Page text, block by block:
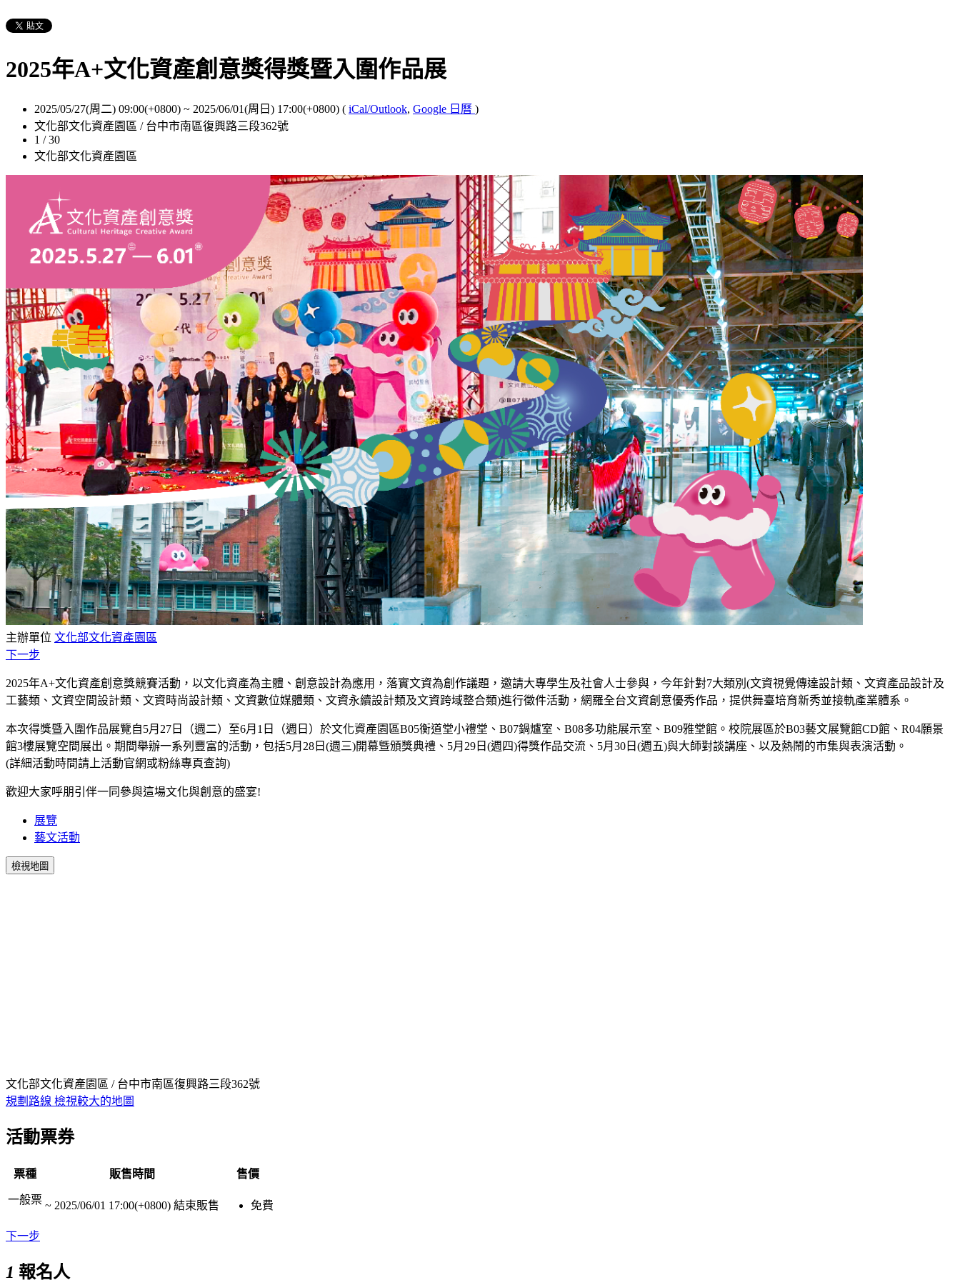
2025年A+文化資產創意獎得獎暨入圍作品展
2025/05/27(周二) 09:00(+0800) ~ 2025/06/01(周日) 17:00(+0800) ( iCal/Outlook, Google 日曆 )
文化部文化資產園區 / 台中市南區復興路三段362號
1 / 30
文化部文化資產園區
主辦單位 文化部文化資產園區
下一步
2025年A+文化資產創意獎競賽活動，以文化資產為主體、創意設計為應用，落實文資為創作議題，邀請大專學生及社會人士參與，今年針對7大類別(文資視覺傳達設計類、文資產品設計及
工藝類、文資空間設計類、文資時尚設計類、文資數位媒體類、文資永續設計類及文資跨域整合類)進行徵件活動，網羅全台文資創意優秀作品，提供舞臺培育新秀並接軌產業體系。
本次得獎暨入圍作品展覽自5月27日（週二）至6月1日（週日）於文化資產園區B05衡道堂小禮堂、B07鍋爐室、B08多功能展示室、B09雅堂館。校院展區於B03藝文展覽館CD館、R04願景
館3樓展覽空間展出。期間舉辦一系列豐富的活動，包括5月28日(週三)開幕曁頒獎典禮、5月29日(週四)得獎作品交流、5月30日(週五)與大師對談講座、以及熱鬧的市集與表演活動。
(詳細活動時間請上活動官網或粉絲專頁查詢)
歡迎大家呼朋引伴一同參與這場文化與創意的盛宴!
展覽
藝文活動
檢視地圖
文化部文化資產園區 / 台中市南區復興路三段362號
規劃路線 檢視較大的地圖
活動票券
票種 販售時間 售價
一般票 ~ 2025/06/01 17:00(+0800) 結束販售 免費
下一步
1 報名人